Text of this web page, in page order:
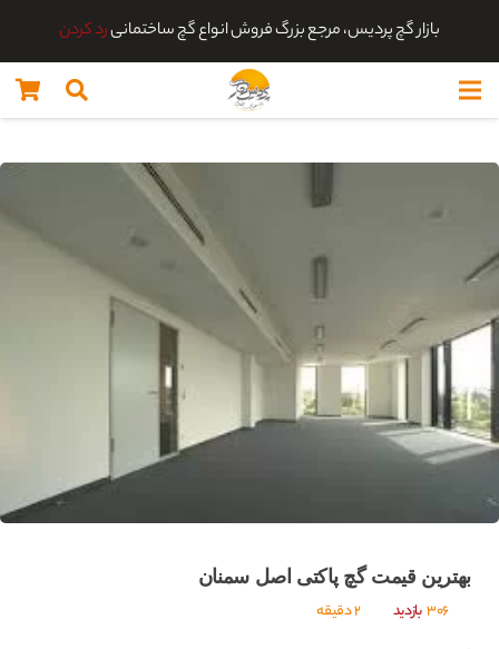
بازار گچ پردیس، مرجع بزرگ فروش انواع گچ ساختمانیرد کردن
بهترین قیمت گچ پاکتی اصل سمنان
306بازدید 2 دقیقه